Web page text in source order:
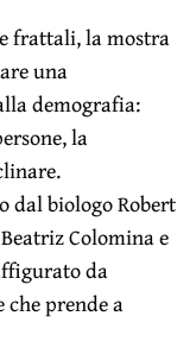
frattali, la mostra
una
demografia:
la
dal biologo Robert
Colomina e
da
prende a